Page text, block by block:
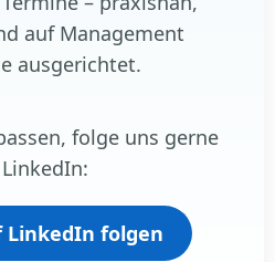
auf Management
ausgerichtet.
folge uns gerne
LinkedIn folgen